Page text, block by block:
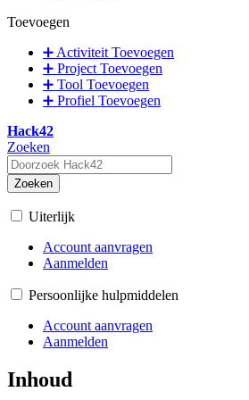
Toevoegen
➕ Activiteit Toevoegen
➕ Project Toevoegen
➕ Tool Toevoegen
➕ Profiel Toevoegen
Hack42
Zoeken
Zoeken
Uiterlijk
Account aanvragen
Aanmelden
Persoonlijke hulpmiddelen
Account aanvragen
Aanmelden
Inhoud